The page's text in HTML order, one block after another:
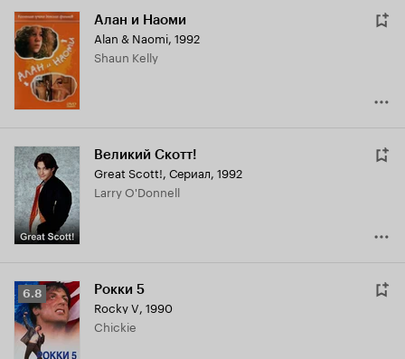
Алан и Наоми
Alan & Naomi, 1992
Shaun Kelly
Великий Скотт!
Great Scott!, Сериал, 1992
Larry O'Donnell
Рейтинг
Кинопоиска
6.8
6.8 Рокки 5
Rocky V, 1990
Chickie